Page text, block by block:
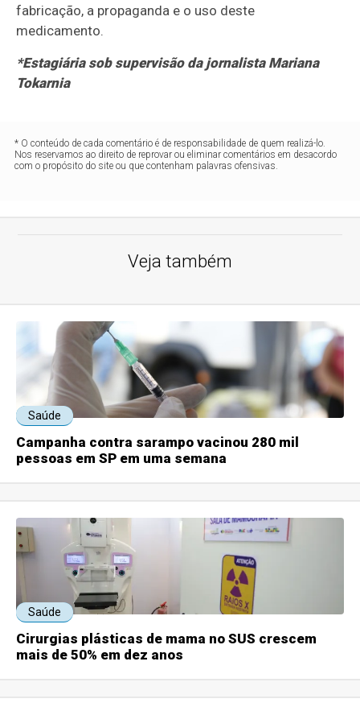
fabricação, a propaganda e o uso deste
medicamento.
*Estagiária sob supervisão da jornalista Mariana
Tokarnia
* O conteúdo de cada comentário é de responsabilidade de quem realizá-lo.
Nos reservamos ao direito de reprovar ou eliminar comentários em desacordo
com o propósito do site ou que contenham palavras ofensivas.
Veja também
Saúde
Campanha contra sarampo vacinou 280 mil
pessoas em SP em uma semana
Saúde
Cirurgias plásticas de mama no SUS crescem
mais de 50% em dez anos